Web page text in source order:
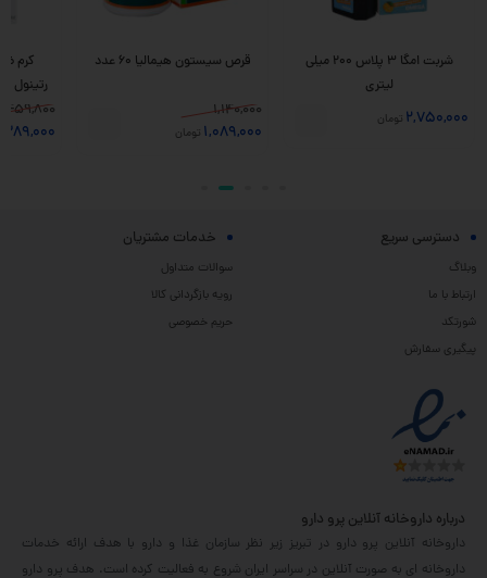
شربت امگا 3 پلاس 200 میلی
لیتری
2,750,000 تومان
قرص سیستون هیمالیا 60 عدد
1,140,000
1,089,000 تومان
کرم
459,800
389,000
دسترسی سریع
وبلاگ
ارتباط با ما
شورتکد
پیگیری سفارش
خدمات مشتریان
سوالات متداول
رویه بازگردانی کالا
حریم خصوصی
درباره داروخانه آنلاین پرو دارو
داروخانه آنلاین پرو دارو در تبریز زیر نظر سازمان غذا و دارو با هدف ارائه خدمات
داروخانه ای به صورت آنلاین در سراسر ایران شروع به فعالیت کرده است. هدف پرو دارو